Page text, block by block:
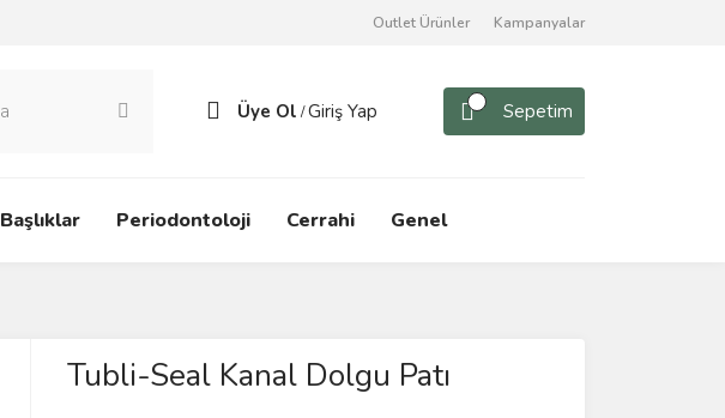
Outlet Ürünler Kampanyalar
Üye Ol /Giriş Yap Sepetim
Başlıklar Periodontoloji Cerrahi Genel
Tubli-Seal Kanal Dolgu Patı